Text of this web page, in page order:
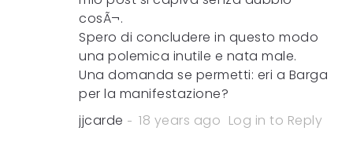
cosÃ¬.
Spero di concludere in questo modo
una polemica inutile e nata male.
Una domanda se permetti: eri a Barga
per la manifestazione?
jjcarde
18 years ago Log in to Reply